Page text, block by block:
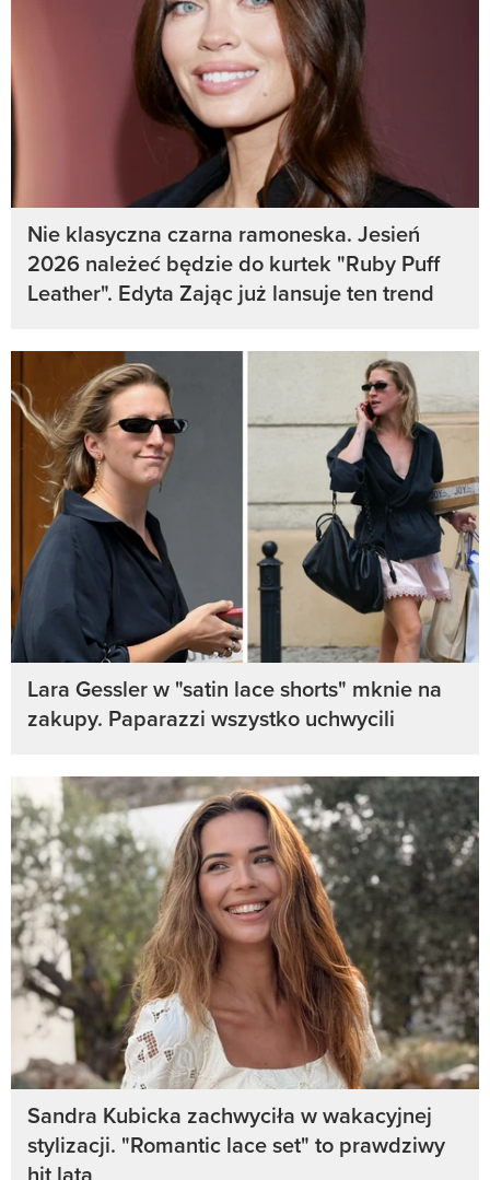
Nie klasyczna czarna ramoneska. Jesień
2026 należeć będzie do kurtek "Ruby Puff
Leather". Edyta Zając już lansuje ten trend
Lara Gessler w "satin lace shorts" mknie na
zakupy. Paparazzi wszystko uchwycili
Sandra Kubicka zachwyciła w wakacyjnej
stylizacji. "Romantic lace set" to prawdziwy